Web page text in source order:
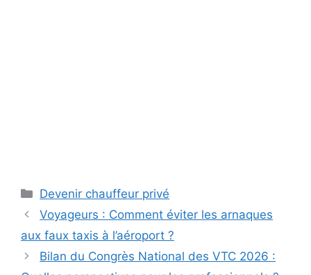
Catégories
Devenir chauffeur privé
Voyageurs : Comment éviter les arnaques
aux faux taxis à l’aéroport ?
Bilan du Congrès National des VTC 2026 :